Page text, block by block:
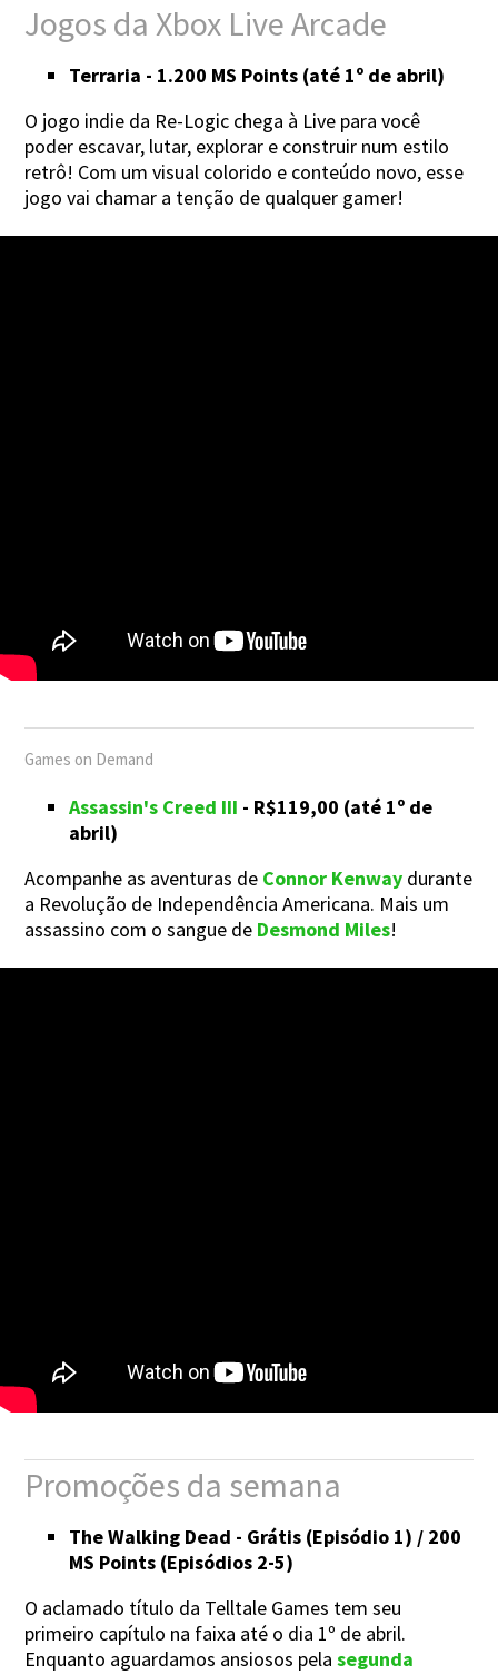
Jogos da Xbox Live Arcade
Terraria - 1.200 MS Points (até 1º de abril)
O jogo indie da Re-Logic chega à Live para você
poder escavar, lutar, explorar e construir num estilo
retrô! Com um visual colorido e conteúdo novo, esse
jogo vai chamar a tenção de qualquer gamer!
Games on Demand
Assassin's Creed III - R$119,00 (até 1º de
abril)
Acompanhe as aventuras de Connor Kenway durante
a Revolução de Independência Americana. Mais um
assassino com o sangue de Desmond Miles!
Promoções da semana
The Walking Dead - Grátis (Episódio 1) / 200
MS Points (Episódios 2-5)
O aclamado título da Telltale Games tem seu
primeiro capítulo na faixa até o dia 1º de abril.
Enquanto aguardamos ansiosos pelasegunda